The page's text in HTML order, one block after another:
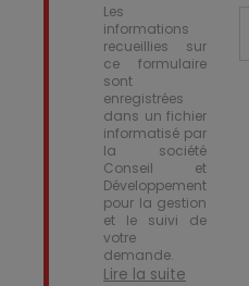
Les
informations
recueillies sur
ce formulaire
sont
enregistrées
dans un fichier
informatisé par
la société
Conseil et
Développement
pour la gestion
et le suivi de
votre
demande.
Lire la suite